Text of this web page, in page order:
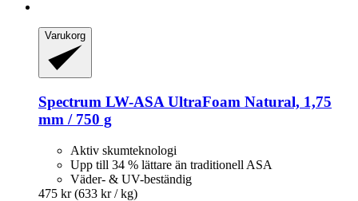
Varukorg
Spectrum LW-​ASA UltraFoam Natural, 1,75
mm / 750 g
Aktiv skumteknologi
Upp till 34 % lättare än traditionell ASA
Väder- & UV-beständig
475 kr (633 kr / kg)